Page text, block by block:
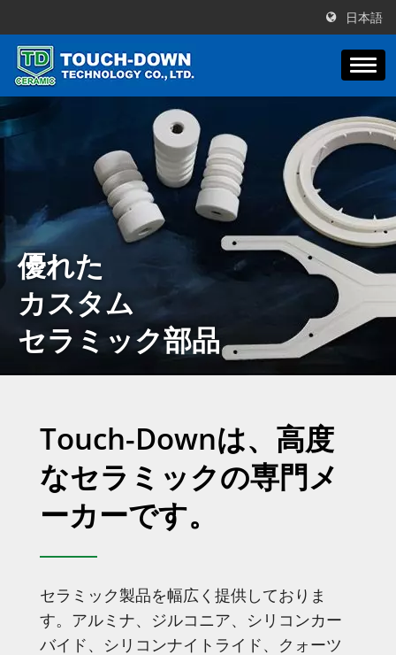
日本語
優れた
カスタム
セラミック部品
Touch-Downは、高度
なセラミックの専門メ
ーカーです。
セラミック製品を幅広く提供しておりま
す。アルミナ、ジルコニア、シリコンカー
バイド、シリコンナイトライド、クォーツ